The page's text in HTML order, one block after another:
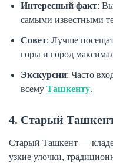
Интересный факт:
самыми известными
Совет: Лучше
горы и город
Экскурсии: Часто
всему Ташкенту.
4. Старый
Старый Ташкент —
узкие улочки,